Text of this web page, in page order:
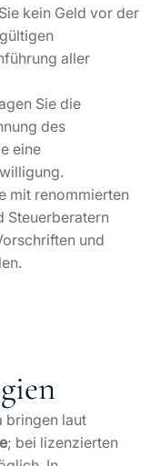
kein Geld vor der
aller
Sie die
des
eine
mit renommierten
Steuerberatern
und
bringen laut
; bei lizenzierten